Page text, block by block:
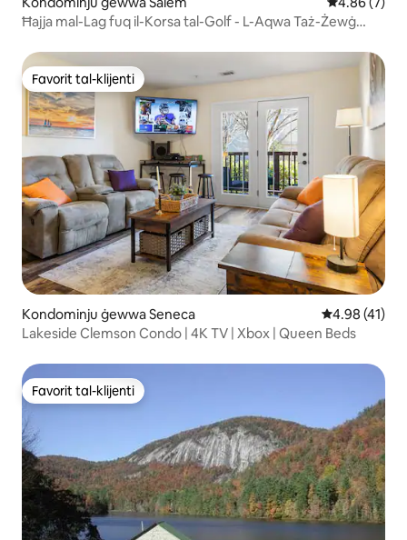
Ħajja mal-Lag fuq il-Korsa tal-Golf - L-Aqwa Taż-Żewġ
Favorit tal-klijenti
Favorit tal-klijenti
Kondominju ġewwa Seneca Rating
4.98 (41)
Lakeside Clemson Condo | 4K TV | Xbox | Queen Beds
Favorit tal-klijenti
Favorit tal-klijenti